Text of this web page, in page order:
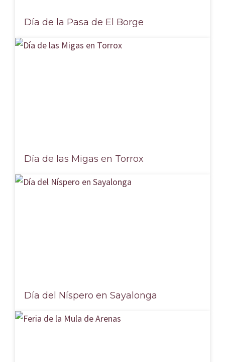
Día de la Pasa de El Borge
Día de las Migas en Torrox
Día del Níspero en Sayalonga